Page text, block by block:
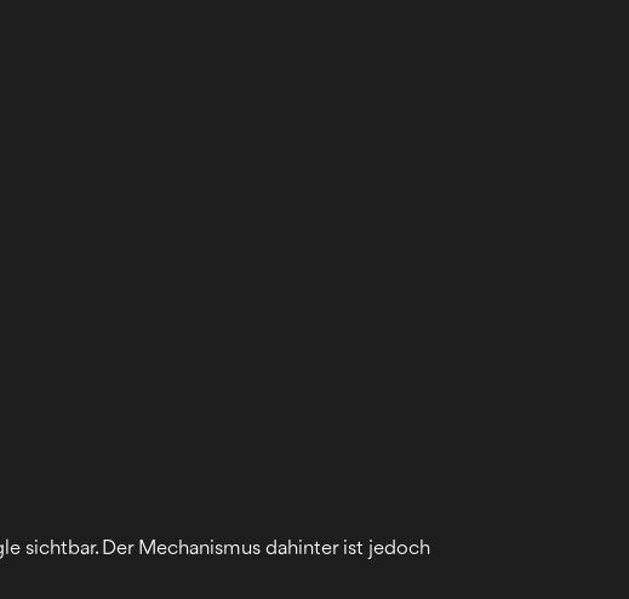
sichtbar. Der Mechanismus dahinter ist jedoch